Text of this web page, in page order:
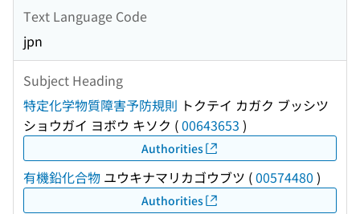
Text Language Code
jpn
Subject Heading
特定化学物質障害予防規則 トクテイ カガク ブッシツ
ショウガイ ヨボウ キソク (00643653 )
Authorities
有機鉛化合物 ユウキナマリカゴウブツ (00574480 )
Authorities